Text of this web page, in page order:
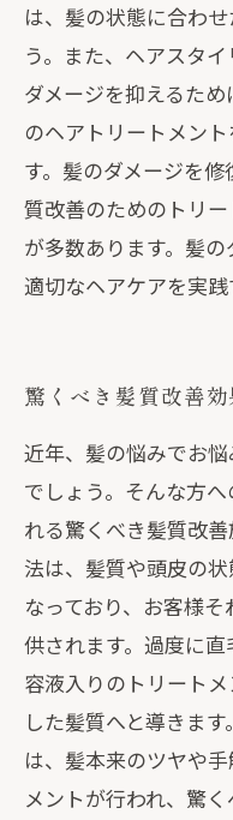
は、髪の状態に合わ
う。また、ヘアスタ
ダメージを抑えるた
のヘアトリートメン
す。髪のダメージを
質改善のためのトリ
が多数あります。髪の
適切なヘアケアを実践
驚くべき髪質改善
近年、髪の悩みでお
でしょう。そんな方
れる驚くべき髪質改
法は、髪質や頭皮の
なっており、お客様
供されます。過度に
容液入りのトリート
した髪質へと導きま
は、髪本来のツヤや
メントが行われ、驚